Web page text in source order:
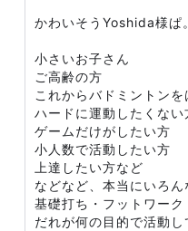
かわいそうYoshida様ぱ
小さいお子さん
ご高齢の方
これからバドミントン
ハードに運動したくない
ゲームだけがしたい方
小人数で活動したい方
上達したい方など
などなど、本当にいろん
基礎打ち・フットワーク
だれが何の目的で活動